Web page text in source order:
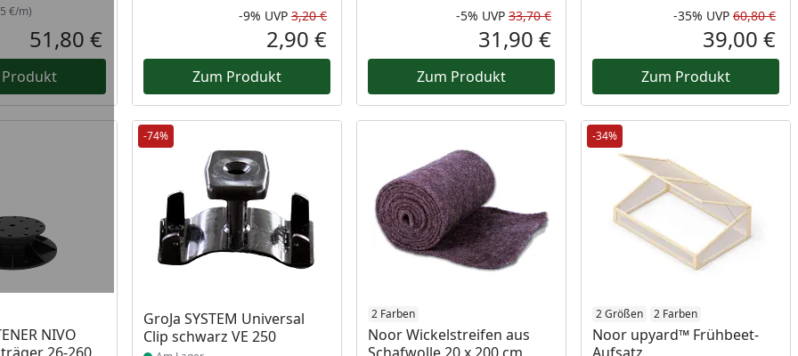
€/m)
Aktueller Preis
51,80 € Rabatt in Prozent
-9%
Ursprünglicher Preis
UVP 3,20 €
Aktueller Preis
2,90 €
Zum Produkt
Rabatt in Prozent
-5%
Ursprünglicher Preis
UVP 33,70 €
Aktueller Preis
31,90 €
Zum Produkt
-35% UVP 60,80 €
39,00 €
Zum Produkt
NIVO
-74%
GroJa SYSTEM Universal
Clip schwarz VE 250
Produkt am Lager 2 Farben
Noor Wickelstreifen aus
Produkt am Lager
-34%
2 Größen 2 Farben
Noor upyard™ Frühbeet-